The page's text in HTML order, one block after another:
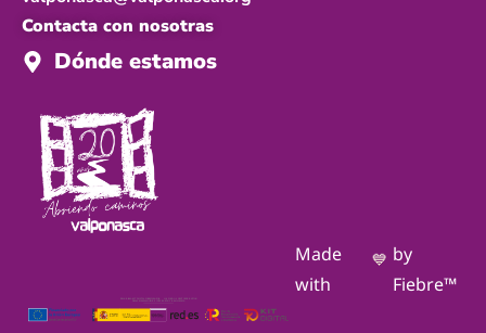
Contacta con nosotras
Dónde estamos
Made
with
💙 by
Fiebre™